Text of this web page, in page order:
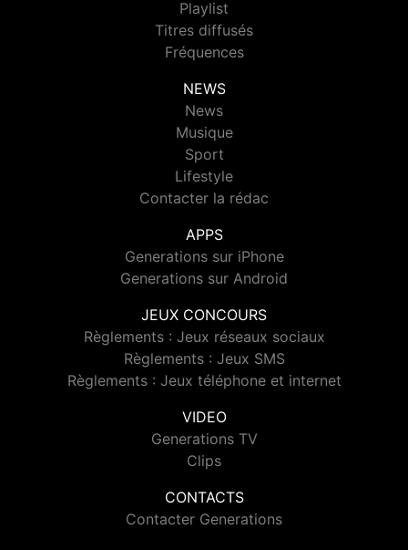
Playlist
Titres diffusés
Fréquences
NEWS
News
Musique
Sport
Lifestyle
Contacter la rédac
APPS
Generations sur iPhone
Generations sur Android
JEUX CONCOURS
Règlements : Jeux réseaux sociaux
Règlements : Jeux SMS
Règlements : Jeux téléphone et internet
VIDEO
Generations TV
Clips
CONTACTS
Contacter Generations